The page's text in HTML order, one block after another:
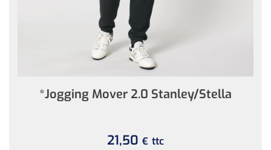
*Jogging Mover 2.0 Stanley/Stella
21,50 € ttc